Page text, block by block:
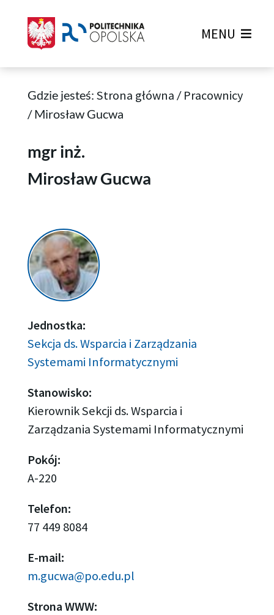
MENU
Gdzie jesteś: Strona główna / Pracownicy
/Mirosław Gucwa
mgr inż.
Mirosław Gucwa
Jednostka:
Sekcja ds. Wsparcia i Zarządzania
Systemami Informatycznymi
Stanowisko:
Kierownik Sekcji ds. Wsparcia i
Zarządzania Systemami Informatycznymi
Pokój:
A-220
Telefon:
77 449 8084
E-mail:
m.gucwa@po.edu.pl
Strona WWW: